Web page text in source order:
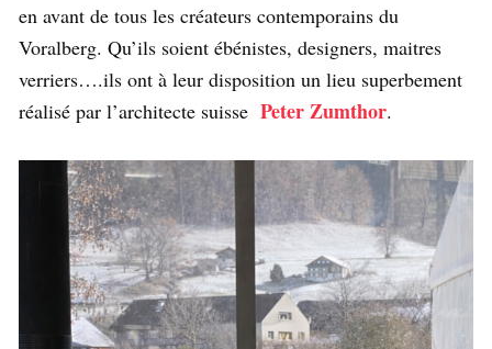
en avant de tous les créateurs contemporains du
Voralberg. Qu’ils soient ébénistes, designers, maitres
verriers….ils ont à leur disposition un lieu superbement
réalisé par l’architecte suisse Peter Zumthor.